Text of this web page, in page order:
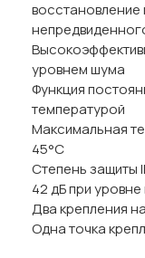
уровнем шума
Функция
температурой
Максимальная
45°C
Степень защиты
42 дБ при
Два крепления
Одна точка